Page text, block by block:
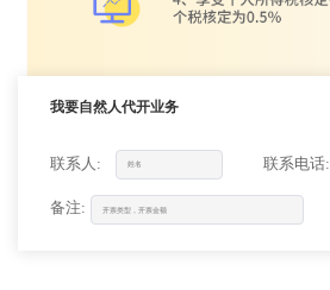
我要自然人代开业务
联系人: 联系电话:
备注: